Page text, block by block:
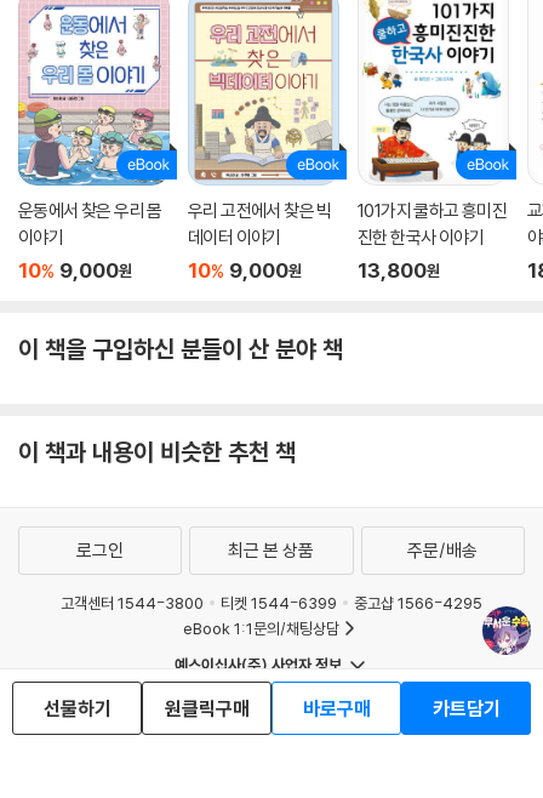
운동에서 찾은 우리 몸
이야기
10% 9,000원
우리 고전에서 찾은 빅
데이터 이야기
10% 9,000원
101가지 쿨하고 흥미진
진한 한국사 이야기
13,800원
이 책을 구입하신 분들이 산 분야 책
이 책과 내용이 비슷한 추천 책
선물하기 원클릭구매 바로구매 카트담기
로그인 최근 본 상품 주문/배송
고객센터 1544-3800 티켓 1544-6399
중고샵 1566-4295
eBook 1:1문의/채팅상담
예스이십사(주) 사업자 정보
이용약관
개인정보처리방침
청소년보호정책
PC버전
회사소개
거래처관계자께